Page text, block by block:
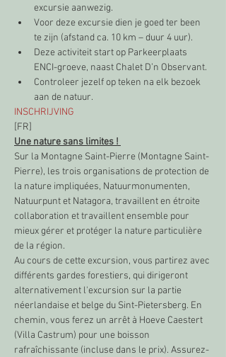
excursie aanwezig.
Voor deze excursie dien je goed ter been
te zijn (afstand ca. 10 km – duur 4 uur).
Deze activiteit start op Parkeerplaats
ENCI-groeve, naast Chalet D’n Observant.
Controleer jezelf op teken na elk bezoek
aan de natuur.
INSCHRIJVING
[FR]
Une nature sans limites !
Sur la Montagne Saint-Pierre (Montagne Saint-
Pierre), les trois organisations de protection de
la nature impliquées, Natuurmonumenten,
Natuurpunt et Natagora, travaillent en étroite
collaboration et travaillent ensemble pour
mieux gérer et protéger la nature particulière
de la région.
Au cours de cette excursion, vous partirez avec
différents gardes forestiers, qui dirigeront
alternativement l'excursion sur la partie
néerlandaise et belge du Sint-Pietersberg. En
chemin, vous ferez un arrêt à Hoeve Caestert
(Villa Castrum) pour une boisson
rafraîchissante (incluse dans le prix). Assurez-